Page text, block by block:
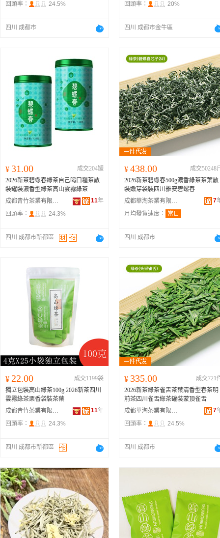
回頭率：
24.5%
四川 成都市
回頭率：
20%
四川 成都市金牛區
¥ 31.00
成交204罐
2026新茶碧螺春綠茶自己喝口糧茶散
裝罐裝濃香型綠茶高山雲霧綠茶
成都青竹茶業有限公司
11年
回頭率：
24.3%
四川 成都市新都區
¥ 438.00
成交50248
2026新茶碧螺春500g濃香綠茶茶葉散
裝嫩芽袋裝四川雅安碧螺春
成都華淘茶業有限公司
7
月均發貨速度：
當日
四川 成都市
¥ 22.00
成交1199袋
獨立包裝高山綠茶100g 2026新茶四川
雲霧綠茶栗香袋裝茶葉
成都青竹茶業有限公司
11年
回頭率：
24.3%
四川 成都市新都區
¥ 335.00
成交721
2026新茶綠茶雀舌茶葉清香型春茶明
前茶四川雀舌綠茶罐裝蒙頂雀舌
成都華淘茶業有限公司
7
回頭率：
24.5%
四川 成都市